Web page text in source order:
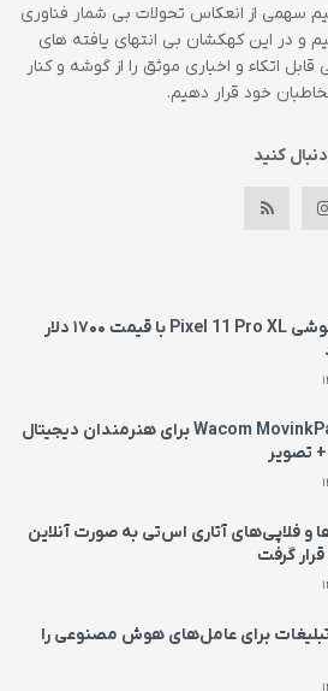
سهمی از انعکاس تحولات بی شمار فناوری
و در این کهکشان بی انتهای یافته های
اتکاء و اخباری موثق را از گوشه و کنار
خود قرار دهیم.
کنید
جعبه‌های گوشی Pixel 11 Pro XL با قیمت ۱۷۰۰ دلار
تبلت Wacom MovinkPad 11 برای هنرمندان دیجیتال
تصویر
و فلاپی‌های آتاری اس‌تی به‌ صورت آنلاین
گرفت
برای عامل‌های هوش مصنوعی را